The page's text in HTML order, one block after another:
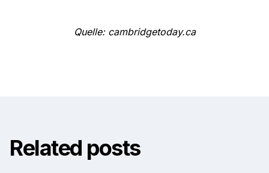
Quelle: cambridgetoday.ca
Related posts